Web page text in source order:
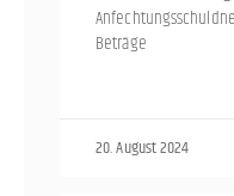
Beträge
20. August 2024